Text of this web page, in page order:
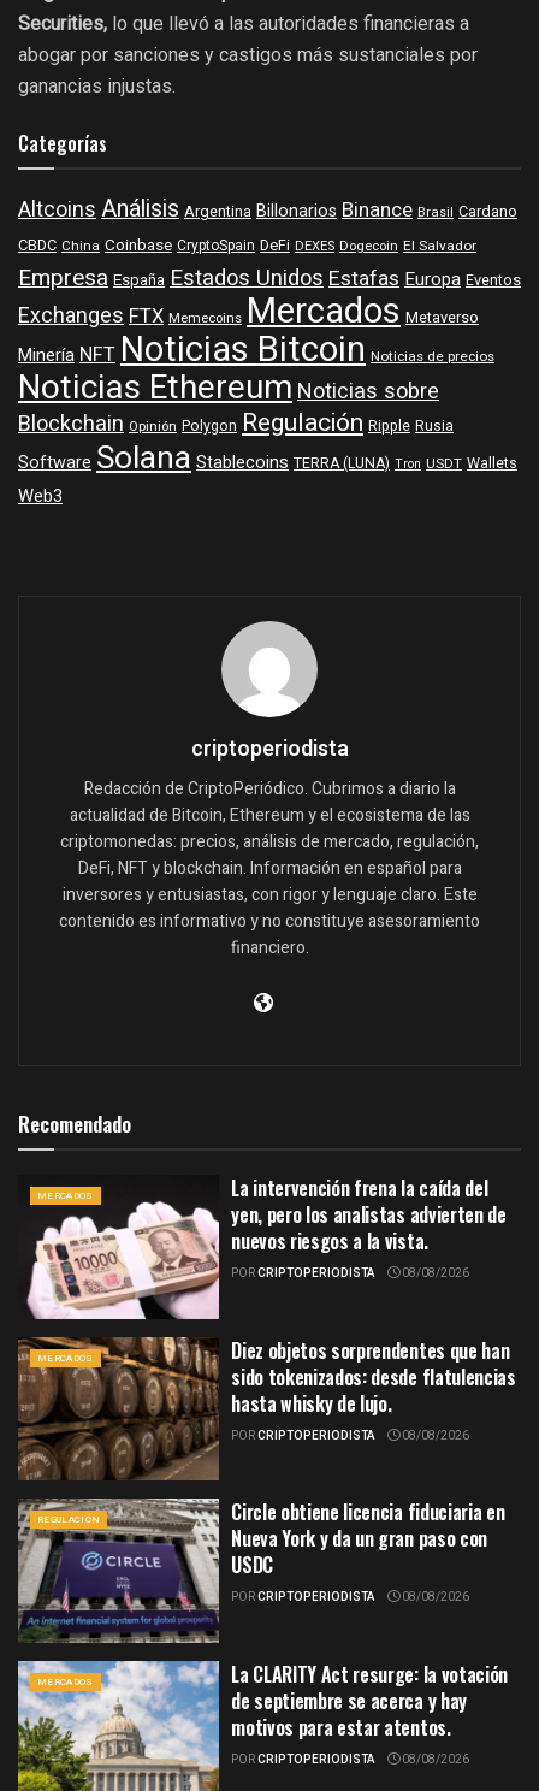
Securities, lo que llevó a las autoridades financieras a
abogar por sanciones y castigos más sustanciales por
ganancias injustas.
Categorías
AltcoinsAnálisis Argentina Billonarios Binance Brasil Cardano
CBDC China Coinbase CryptoSpain DeFi DEXES Dogecoin El Salvador
Empresa España Estados UnidosEstafasEuropa Eventos
ExchangesFTX Memecoins Mercados Metaverso
MineríaNFTNoticias Bitcoin Noticias de precios
Noticias EthereumNoticias sobre
Blockchain Opinión Polygon Regulación Ripple Rusia
Software SolanaStablecoins TERRA (LUNA) Tron USDT Wallets
Web3
criptoperiodista
Redacción de CriptoPeriódico. Cubrimos a diario la
actualidad de Bitcoin, Ethereum y el ecosistema de las
criptomonedas: precios, análisis de mercado, regulación,
DeFi, NFT y blockchain. Información en español para
inversores y entusiastas, con rigor y lenguaje claro. Este
contenido es informativo y no constituye asesoramiento
financiero.
Recomendado
MERCADOS
La intervención frena la caída del
yen, pero los analistas advierten de
nuevos riesgos a la vista.
PORCRIPTOPERIODISTA 08/08/2026
MERCADOS
Diez objetos sorprendentes que han
sido tokenizados: desde flatulencias
hasta whisky de lujo.
PORCRIPTOPERIODISTA 08/08/2026
REGULACIÓN
Circle obtiene licencia fiduciaria en
Nueva York y da un gran paso con
USDC
PORCRIPTOPERIODISTA 08/08/2026
MERCADOS
La CLARITY Act resurge: la votación
de septiembre se acerca y hay
motivos para estar atentos.
PORCRIPTOPERIODISTA 08/08/2026